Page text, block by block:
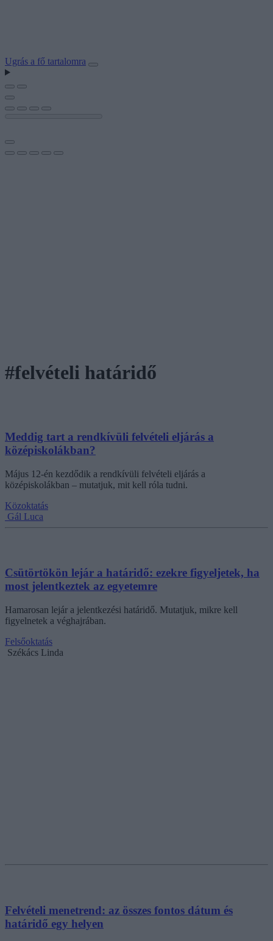
Ugrás a fő tartalomra
#felvételi határidő
Meddig tart a rendkívüli felvételi eljárás a
középiskolákban?
Május 12-én kezdődik a rendkívüli felvételi eljárás a
középiskolákban – mutatjuk, mit kell róla tudni.
Közoktatás
Gál Luca
Csütörtökön lejár a határidő: ezekre figyeljetek, ha
most jelentkeztek az egyetemre
Hamarosan lejár a jelentkezési határidő. Mutatjuk, mikre kell
figyelnetek a véghajrában.
Felsőoktatás
Székács Linda
Felvételi menetrend: az összes fontos dátum és
határidő egy helyen